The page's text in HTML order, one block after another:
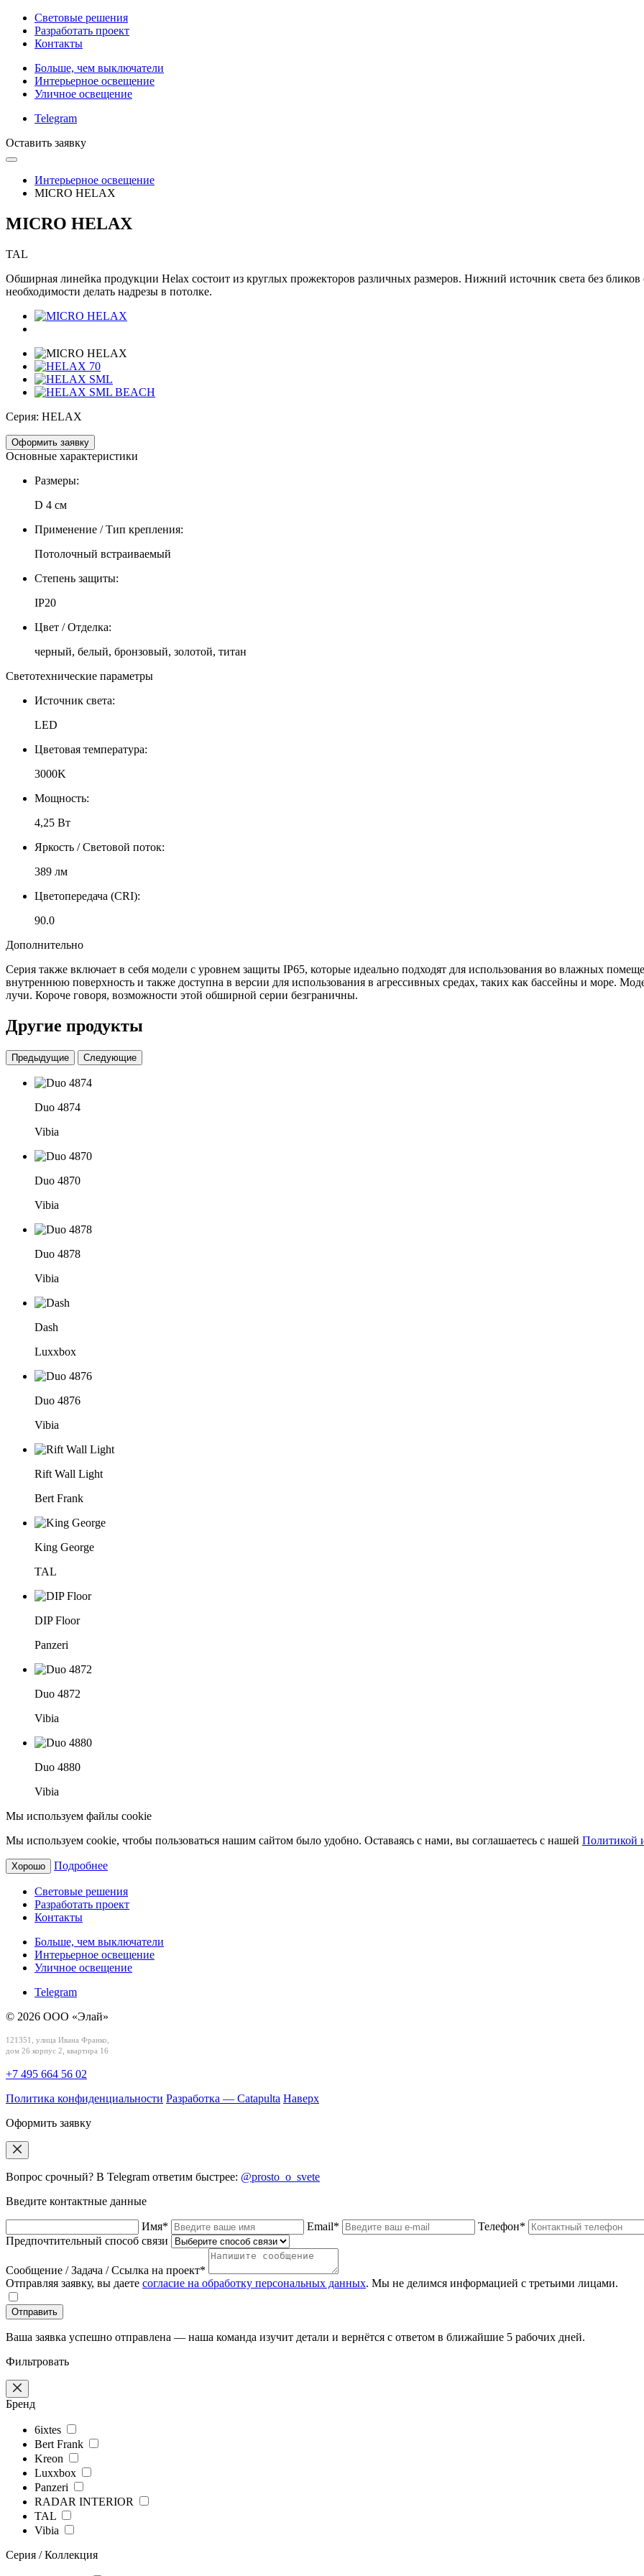
Световые решения
Разработать проект
Контакты
Больше, чем выключатели
Интерьерное освещение
Уличное освещение
Telegram
Оставить заявку
Интерьерное освещение
MICRO HELAX
MICRO HELAX
TAL
Обширная линейка продукции Helax состоит из круглых прожекторов различных размеров. Нижний источник света без
необходимости делать надрезы в потолке.
Серия: HELAX
Оформить заявку
Основные характеристики
Размеры:
D 4 см
Применение / Тип крепления:
Потолочный встраиваемый
Степень защиты:
IP20
Цвет / Отделка:
черный, белый, бронзовый, золотой, титан
Светотехнические параметры
Источник света:
LED
Цветовая температура:
3000K
Мощность:
4,25 Вт
Яркость / Световой поток:
389 лм
Цветопередача (CRI):
90.0
Дополнительно
Серия также включает в себя модели с уровнем защиты IP65, которые идеально подходят для использования во влажных
внутреннюю поверхность и также доступна в версии для использования в агрессивных средах, таких как бассейны и море.
лучи. Короче говоря, возможности этой обширной серии безграничны.
Другие продукты
Предыдущие Следующие
Duo 4874
Vibia
Duo 4870
Vibia
Duo 4878
Vibia
Dash
Luxxbox
Duo 4876
Vibia
Rift Wall Light
Bert Frank
King George
TAL
DIP Floor
Panzeri
Duo 4872
Vibia
Duo 4880
Vibia
Мы используем файлы cookie
Мы используем cookie, чтобы пользоваться нашим сайтом было удобно. Оставаясь с нами, вы соглашаетесь с нашей Политикой
Хорошо Подробнее
Световые решения
Разработать проект
Контакты
Больше, чем выключатели
Интерьерное освещение
Уличное освещение
Telegram
© 2026 ООО «Элай»
121351, улица Ивана Франко,
дом 26 корпус 2, квартира 16
+7 495 664 56 02
Политика конфиденциальности Разработка — Catapulta Наверх
Оформить заявку
Вопрос срочный? В Telegram ответим быстрее: @prosto_o_svete
Введите контактные данные
Имя* Email*
Телефон*
Предпочтительный способ связи
Сообщение / Задача / Ссылка на проект*
Отправляя заявку, вы даете согласие на обработку персональных данных. Мы не делимся информацией с третьими лицами.
Отправить
Ваша заявка успешно отправлена — наша команда изучит детали и вернётся с ответом в ближайшие 5 рабочих дней.
Фильтровать
Бренд
6ixtes
Bert Frank
Kreon
Luxxbox
Panzeri
RADAR INTERIOR
TAL
Vibia
Серия / Коллекция